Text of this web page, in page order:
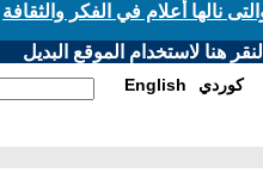
نالها أعلام في الفكر والثقافة
هنا لاستخدام الموقع البديل
English كوردي